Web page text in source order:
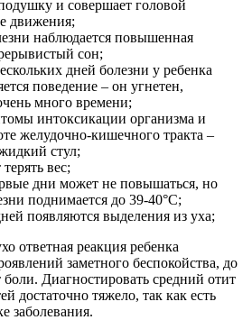
и совершает головой
движения;
наблюдается повышенная
сон;
дней болезни у ребенка
поведение – он угнетен,
много времени;
интоксикации организма и
желудочно-кишечного тракта –
стул;
вес;
дни может не повышаться, но
поднимается до 39-40°С;
появляются выделения из уха;
ответная реакция ребенка
заметного беспокойства, до
боли. Диагностировать средний отит
достаточно тяжело, так как есть
заболевания.